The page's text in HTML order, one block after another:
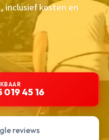
inclusief kosten en
019 45 16
reviews